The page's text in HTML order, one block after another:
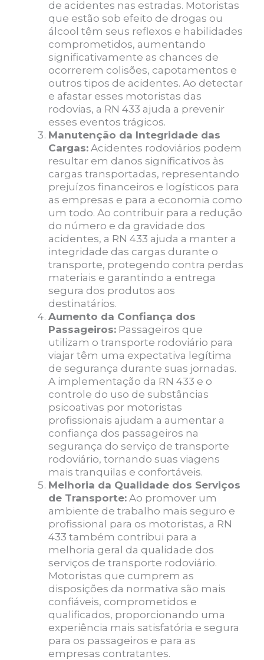
de acidentes nas estradas. Motoristas
que estão sob efeito de drogas ou
álcool têm seus reflexos e habilidades
comprometidos, aumentando
significativamente as chances de
ocorrerem colisões, capotamentos e
outros tipos de acidentes. Ao detectar
e afastar esses motoristas das
rodovias, a RN 433 ajuda a prevenir
esses eventos trágicos.
Manutenção da Integridade das
Cargas: Acidentes rodoviários podem
resultar em danos significativos às
cargas transportadas, representando
prejuízos financeiros e logísticos para
as empresas e para a economia como
um todo. Ao contribuir para a redução
do número e da gravidade dos
acidentes, a RN 433 ajuda a manter a
integridade das cargas durante o
transporte, protegendo contra perdas
materiais e garantindo a entrega
segura dos produtos aos
destinatários.
Aumento da Confiança dos
Passageiros: Passageiros que
utilizam o transporte rodoviário para
viajar têm uma expectativa legítima
de segurança durante suas jornadas.
A implementação da RN 433 e o
controle do uso de substâncias
psicoativas por motoristas
profissionais ajudam a aumentar a
confiança dos passageiros na
segurança do serviço de transporte
rodoviário, tornando suas viagens
mais tranquilas e confortáveis.
Melhoria da Qualidade dos Serviços
de Transporte: Ao promover um
ambiente de trabalho mais seguro e
profissional para os motoristas, a RN
433 também contribui para a
melhoria geral da qualidade dos
serviços de transporte rodoviário.
Motoristas que cumprem as
disposições da normativa são mais
confiáveis, comprometidos e
qualificados, proporcionando uma
experiência mais satisfatória e segura
para os passageiros e para as
empresas contratantes.